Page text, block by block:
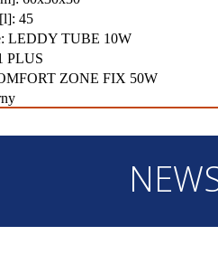
45
LEDDY TUBE 10W
PLUS
ZONE FIX 50W